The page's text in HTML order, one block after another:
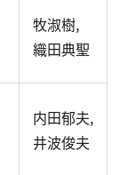
牧淑樹,
織田典聖
内田郁夫,
井波俊夫